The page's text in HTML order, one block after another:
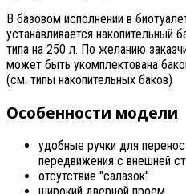
В базовом исполнении в
устанавливается накопительный
типа на 250 л. По желанию
может быть укомплектована
(см. типы накопительных баков)
Особенности модели
удобные ручки для
передвижения с внешней
отсутствие "салазок"
широкий дверной проем